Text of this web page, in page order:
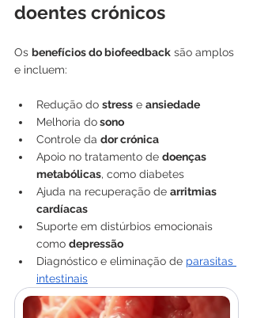
doentes crónicos
Os benefícios do biofeedback são amplos
e incluem:
Redução do stress e ansiedade
Melhoria do sono
Controle da dor crónica
Apoio no tratamento de doenças
metabólicas, como diabetes
Ajuda na recuperação de arritmias
cardíacas
Suporte em distúrbios emocionais
como depressão
Diagnóstico e eliminação de parasitas
intestinais